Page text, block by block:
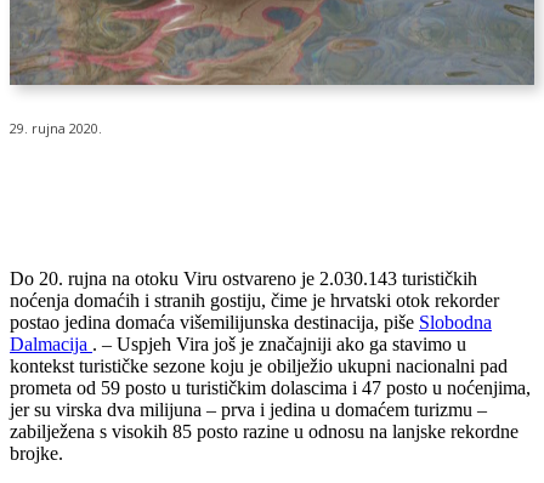
29. rujna 2020.
Do 20. rujna na otoku Viru ostvareno je 2.030.143 turističkih
noćenja domaćih i stranih gostiju, čime je hrvatski otok rekorder
postao jedina domaća višemilijunska destinacija, piše Slobodna
Dalmacija . – Uspjeh Vira još je značajniji ako ga stavimo u
kontekst turističke sezone koju je obilježio ukupni nacionalni pad
prometa od 59 posto u turističkim dolascima i 47 posto u noćenjima,
jer su virska dva milijuna – prva i jedina u domaćem turizmu –
zabilježena s visokih 85 posto razine u odnosu na lanjske rekordne
brojke.